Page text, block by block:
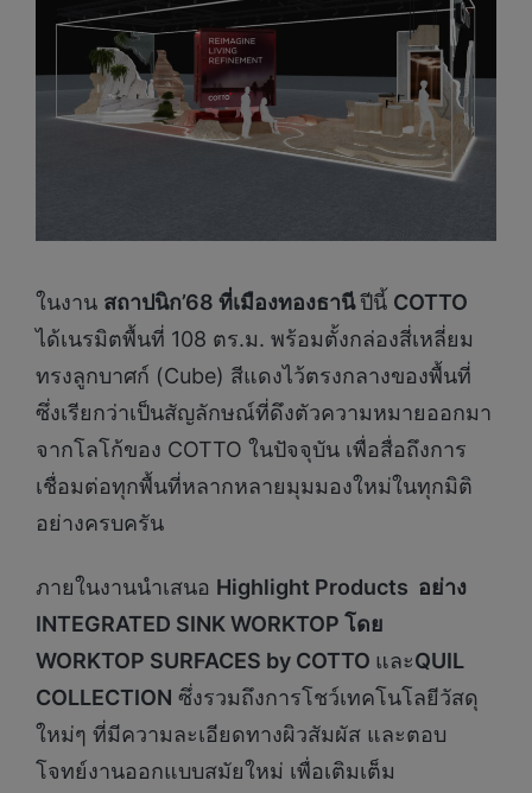
ในงาน สถาปนิก’68 ที่เมืองทองธานีปีนี้ COTTO
ได้เนรมิตพื้นที่ 108 ตร.ม. พร้อมตั้งกล่องสี่เหลี่ยม
ทรงลูกบาศก์ (Cube) สีแดงไว้ตรงกลางของพื้นที่
ซึ่งเรียกว่าเป็นสัญลักษณ์ที่ดึงตัวความหมายออกมา
จากโลโก้ของ COTTO ในปัจจุบัน เพื่อสื่อถึงการ
เชื่อมต่อทุกพื้นที่หลากหลายมุมมองใหม่ในทุกมิติ
อย่างครบครัน
ภายในงานนำเสนอ Highlight Products อย่าง
INTEGRATED SINK WORKTOP โดย
WORKTOP SURFACES by COTTO และQUIL
COLLECTION ซึ่งรวมถึงการโชว์เทคโนโลยีวัสดุ
ใหม่ๆ ที่มีความละเอียดทางผิวสัมผัส และตอบ
โจทย์งานออกแบบสมัยใหม่ เพื่อเติมเต็ม